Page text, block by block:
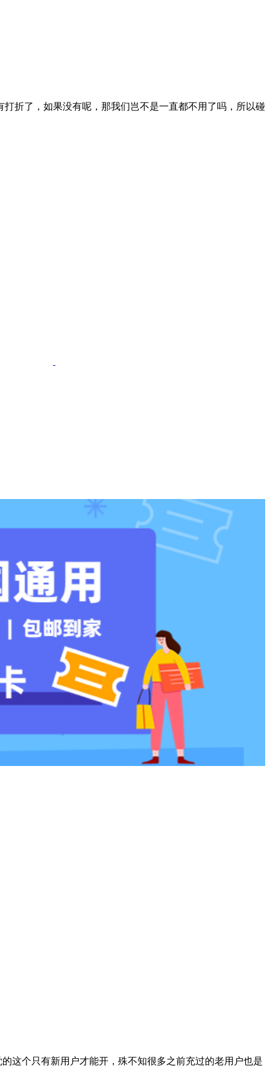
折了，如果没有呢，那我们岂不是一直都不用了吗，所以碰
这个只有新用户才能开，殊不知很多之前充过的老用户也是